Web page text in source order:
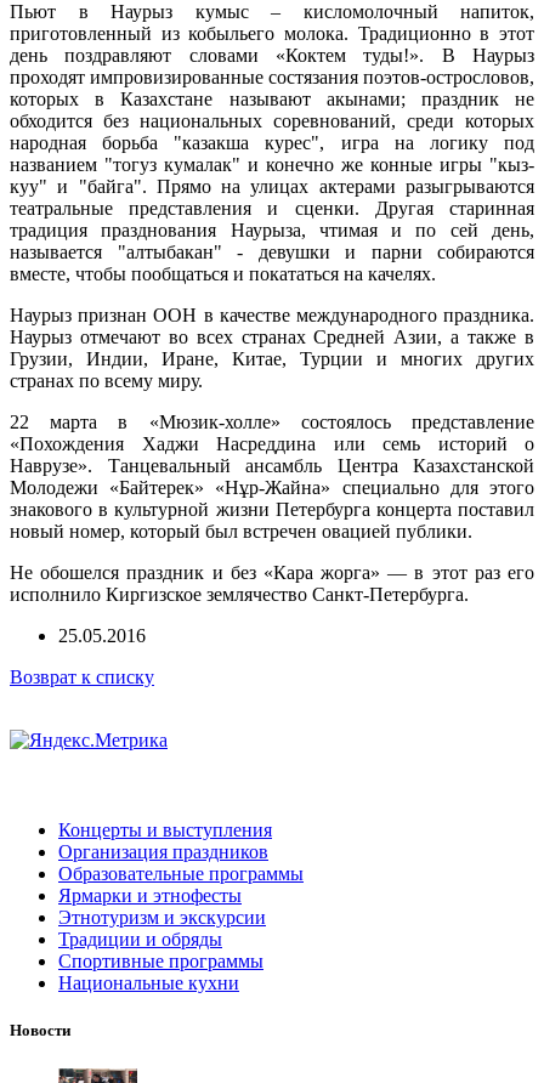
Пьют в Наурыз кумыс – кисломолочный напиток,
приготовленный из кобыльего молока. Традиционно в этот
день поздравляют словами «Коктем туды!». В Наурыз
проходят импровизированные состязания поэтов-острословов,
которых в Казахстане называют акынами; праздник не
обходится без национальных соревнований, среди которых
народная борьба "казакша курес", игра на логику под
названием "тогуз кумалак" и конечно же конные игры "кыз-
куу" и "байга". Прямо на улицах актерами разыгрываются
театральные представления и сценки. Другая старинная
традиция празднования Наурыза, чтимая и по сей день,
называется "алтыбакан" - девушки и парни собираются
вместе, чтобы пообщаться и покататься на качелях.
Наурыз признан ООН в качестве международного праздника.
Наурыз отмечают во всех странах Средней Азии, а также в
Грузии, Индии, Иране, Китае, Турции и многих других
странах по всему миру.
22 марта в «Мюзик-холле» состоялось представление
«Похождения Хаджи Насреддина или семь историй о
Наврузе». Танцевальный ансамбль Центра Казахстанской
Молодежи «Байтерек» «Нұр-Жайна» специально для этого
знакового в культурной жизни Петербурга концерта поставил
новый номер, который был встречен овацией публики.
Не обошелся праздник и без «Кара жорга» — в этот раз его
исполнило Киргизское землячество Санкт-Петербурга.
25.05.2016
Возврат к списку
Концерты и выступления
Организация праздников
Образовательные программы
Ярмарки и этнофесты
Этнотуризм и экскурсии
Традиции и обряды
Спортивные программы
Национальные кухни
Новости